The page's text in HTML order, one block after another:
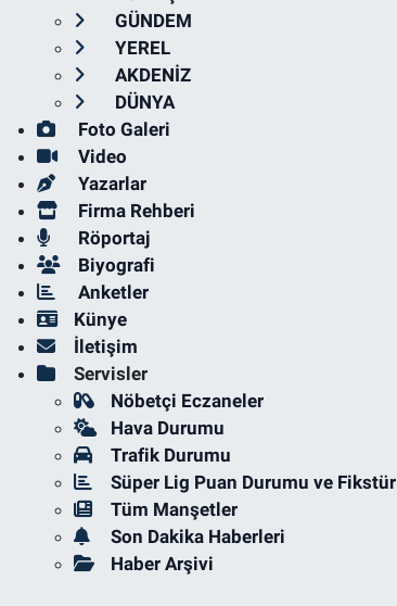
GÜNDEM
YEREL
AKDENİZ
DÜNYA
Foto Galeri
Video
Yazarlar
Firma Rehberi
Röportaj
Biyografi
Anketler
Künye
İletişim
Servisler
Nöbetçi Eczaneler
Hava Durumu
Trafik Durumu
Süper Lig Puan Durumu ve Fikstür
Tüm Manşetler
Son Dakika Haberleri
Haber Arşivi